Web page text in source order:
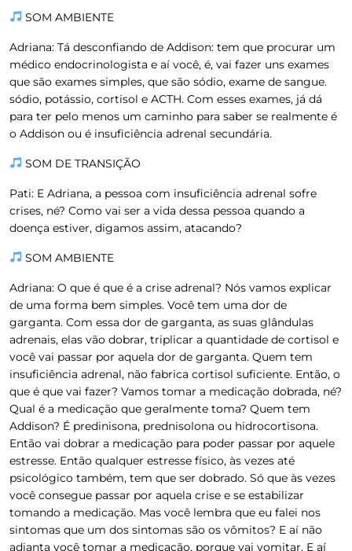
SOM AMBIENTE
Adriana: Tá desconfiando de Addison: tem que procurar um
médico endocrinologista e aí você, é, vai fazer uns exames
que são exames simples, que são sódio, exame de sangue.
sódio, potássio, cortisol e ACTH. Com esses exames, já dá
para ter pelo menos um caminho para saber se realmente é
o Addison ou é insuficiência adrenal secundária.
SOM DE TRANSIÇÃO
Pati: E Adriana, a pessoa com insuficiência adrenal sofre
crises, né? Como vai ser a vida dessa pessoa quando a
doença estiver, digamos assim, atacando?
SOM AMBIENTE
Adriana: O que é que é a crise adrenal? Nós vamos explicar
de uma forma bem simples. Você tem uma dor de
garganta. Com essa dor de garganta, as suas glândulas
adrenais, elas vão dobrar, triplicar a quantidade de cortisol e
você vai passar por aquela dor de garganta. Quem tem
insuficiência adrenal, não fabrica cortisol suficiente. Então, o
que é que vai fazer? Vamos tomar a medicação dobrada, né?
Qual é a medicação que geralmente toma? Quem tem
Addison? É predinisona, prednisolona ou hidrocortisona.
Então vai dobrar a medicação para poder passar por aquele
estresse. Então qualquer estresse físico, às vezes até
psicológico também, tem que ser dobrado. Só que às vezes
você consegue passar por aquela crise e se estabilizar
tomando a medicação. Mas você lembra que eu falei nos
sintomas que um dos sintomas são os vômitos? E aí não
adianta você tomar a medicação, porque vai vomitar. E aí